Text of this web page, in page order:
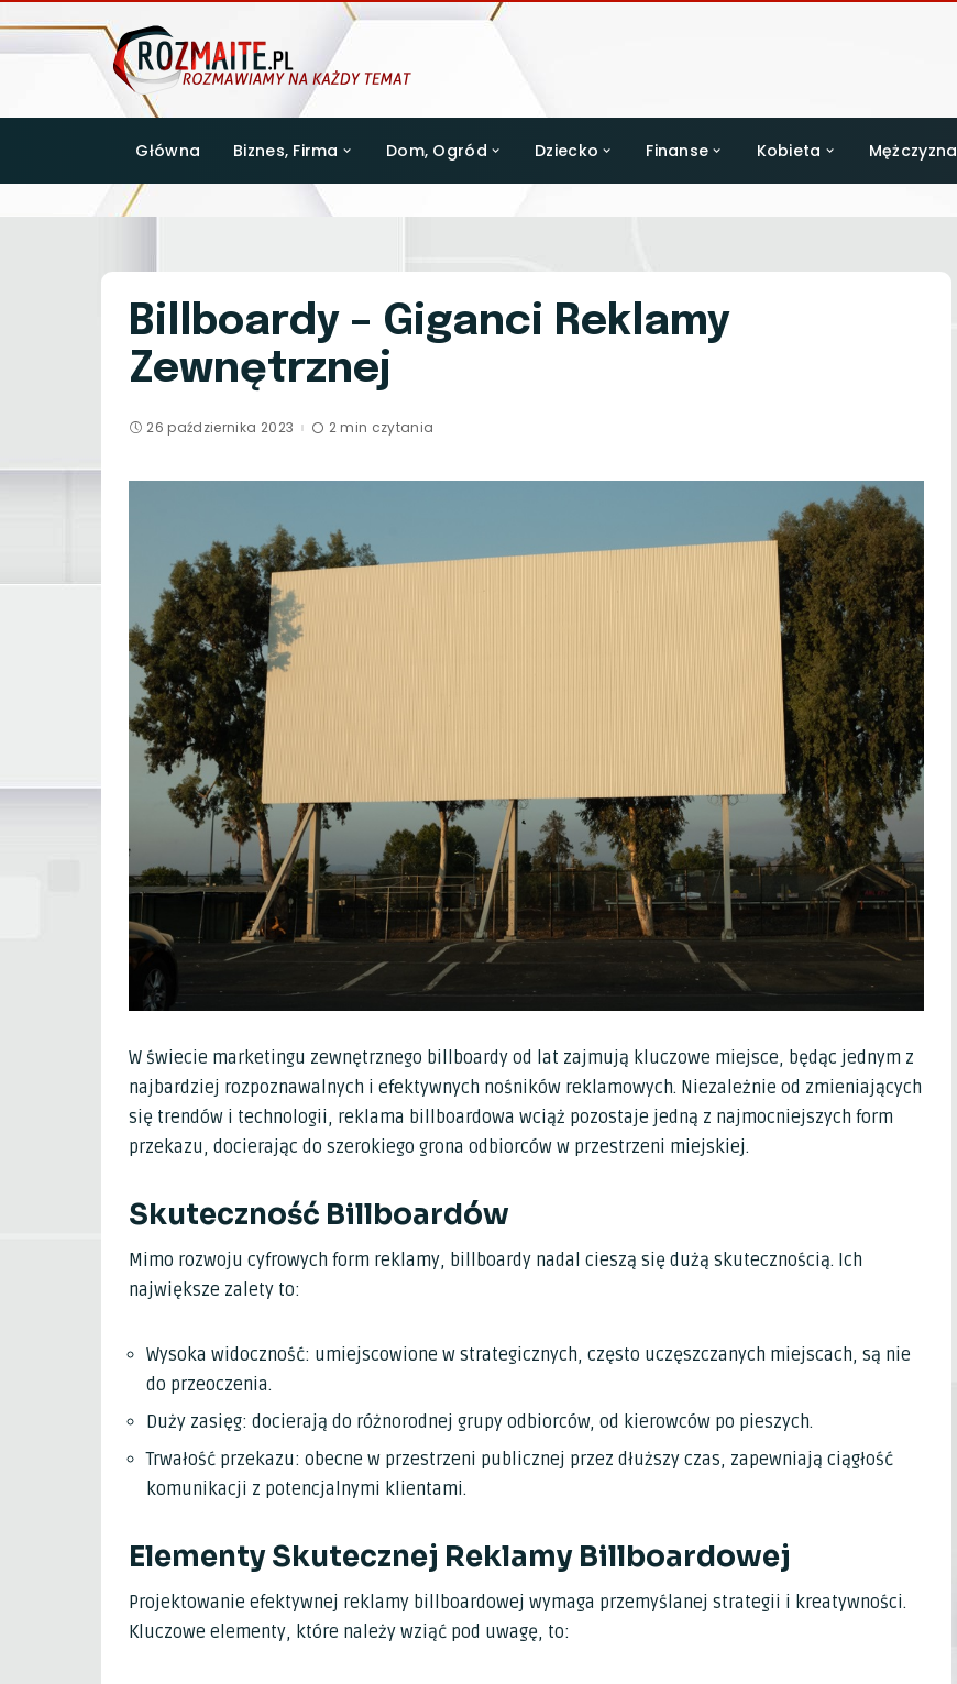
Główna Biznes, Firma Dom, Ogród Dziecko Finanse Kobieta Mężczyzna
Billboardy – Giganci Reklamy
Zewnętrznej
26 października 2023 2 min czytania
W świecie marketingu zewnętrznego billboardy od lat zajmują kluczowe miejsce, będąc jednym z
najbardziej rozpoznawalnych i efektywnych nośników reklamowych. Niezależnie od zmieniających
się trendów i technologii, reklama billboardowa wciąż pozostaje jedną z najmocniejszych form
przekazu, docierając do szerokiego grona odbiorców w przestrzeni miejskiej.
Skuteczność Billboardów
Mimo rozwoju cyfrowych form reklamy, billboardy nadal cieszą się dużą skutecznością. Ich
największe zalety to:
Wysoka widoczność: umiejscowione w strategicznych, często uczęszczanych miejscach, są nie
do przeoczenia.
Duży zasięg: docierają do różnorodnej grupy odbiorców, od kierowców po pieszych.
Trwałość przekazu: obecne w przestrzeni publicznej przez dłuższy czas, zapewniają ciągłość
komunikacji z potencjalnymi klientami.
Elementy Skutecznej Reklamy Billboardowej
Projektowanie efektywnej reklamy billboardowej wymaga przemyślanej strategii i kreatywności.
Kluczowe elementy, które należy wziąć pod uwagę, to: